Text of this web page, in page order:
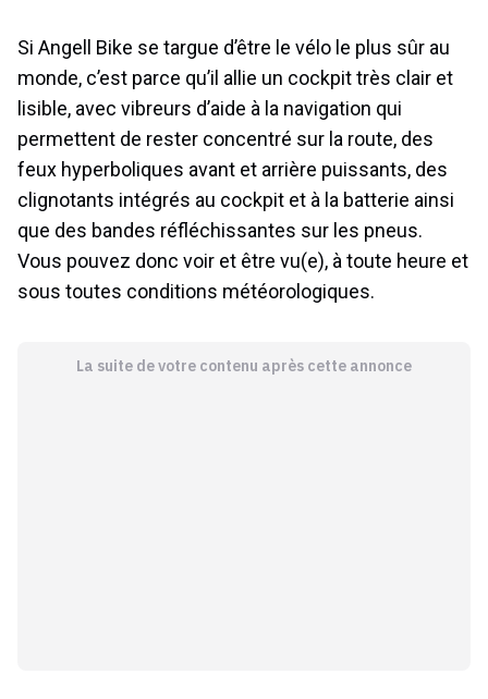
Si Angell Bike se targue d’être le vélo le plus sûr au
monde, c’est parce qu’il allie un cockpit très clair et
lisible, avec vibreurs d’aide à la navigation qui
permettent de rester concentré sur la route, des
feux hyperboliques avant et arrière puissants, des
clignotants intégrés au cockpit et à la batterie ainsi
que des bandes réfléchissantes sur les pneus.
Vous pouvez donc voir et être vu(e), à toute heure et
sous toutes conditions météorologiques.
La suite de votre contenu après cette annonce